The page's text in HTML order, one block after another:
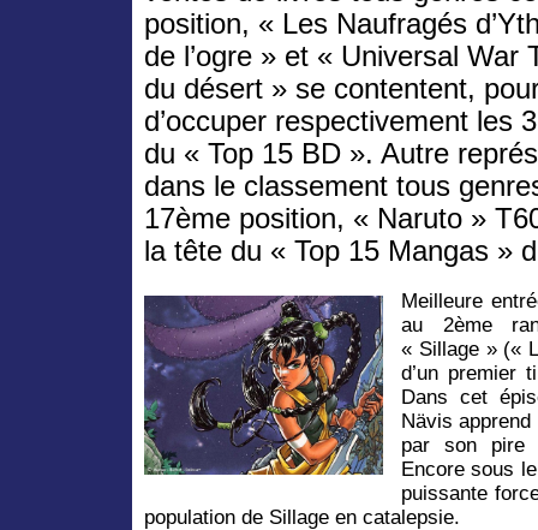
position, « Les Naufragés
de l’ogre » et « Universal War
du désert » se contentent,
d’occuper respectivement les
du « Top 15 BD ». Autre
dans le classement tous
17ème position, « Naruto »
la tête du « Top 15 Mangas »
Meilleure
au 2ème
« Sillage » («
d’un premier
Dans cet
Nävis
par son pire
Encore sous
puissante
population de Sillage en catalepsie.